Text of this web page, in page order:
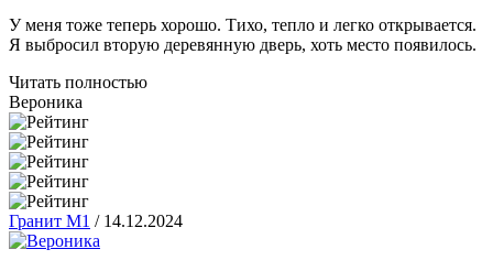
У меня тоже теперь хорошо. Тихо, тепло и легко открывается.
Я выбросил вторую деревянную дверь, хоть место появилось.
Читать полностью
Вероника
Гранит М1 / 14.12.2024